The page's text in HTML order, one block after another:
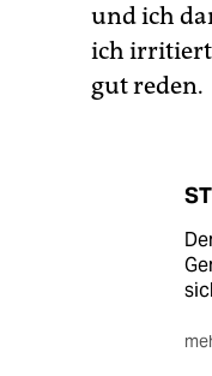
und ich
ich
gut reden.